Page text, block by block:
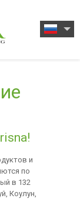
и
по
в 132
Коулун,